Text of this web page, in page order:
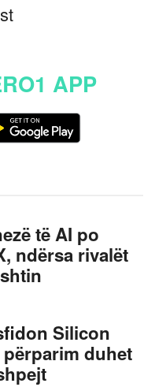
APP
të AI po
ndërsa rivalët
Silicon
duhet